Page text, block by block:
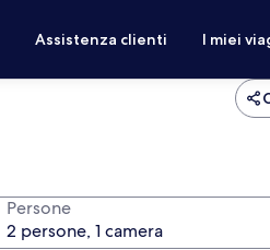
Assistenza clienti I miei
Persone